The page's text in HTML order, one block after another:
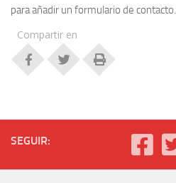
para añadir un formulario de contacto.
Compartir en
SEGUIR: